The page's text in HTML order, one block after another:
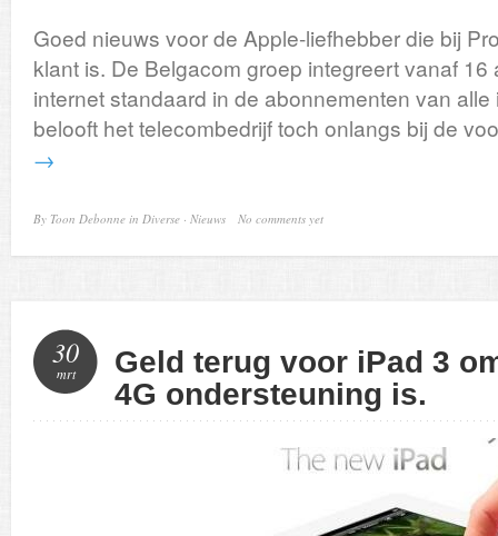
Goed nieuws voor de Apple-liefhebber die bij
klant is. De Belgacom groep integreert vanaf 16
internet standaard in de abonnementen van
belooft het telecombedrijf toch onlangs bij de
→
By Toon Debonne in Diverse · Nieuws No comments yet
30
mrt
Geld terug voor iPad 3
4G ondersteuning is.